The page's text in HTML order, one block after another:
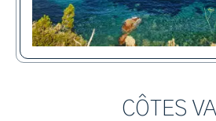
CÔTES